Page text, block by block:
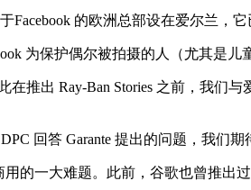
的欧洲总部设在爱尔兰，它
为保护偶尔被拍摄的人（尤其是儿
出 Ray-Ban Stories 之前，我们
回答 Garante 提出的问题，我们期
一大难题。此前，谷歌也曾推出过